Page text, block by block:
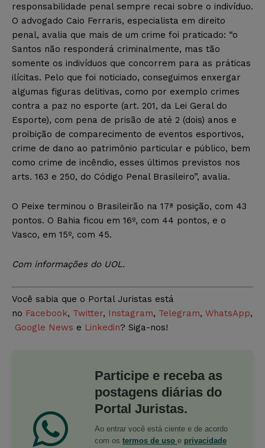
responsabilidade penal sempre recai sobre o indivíduo.
O advogado Caio Ferraris, especialista em direito
penal, avalia que mais de um crime foi praticado: “o
Santos não responderá criminalmente, mas tão
somente os indivíduos que concorrem para as práticas
ilícitas. Pelo que foi noticiado, conseguimos enxergar
algumas figuras delitivas, como por exemplo crimes
contra a paz no esporte (art. 201, da Lei Geral do
Esporte), com pena de prisão de até 2 (dois) anos e
proibição de comparecimento de eventos esportivos,
crime de dano ao patrimônio particular e público, bem
como crime de incêndio, esses últimos previstos nos
arts. 163 e 250, do Código Penal Brasileiro”, avalia.
O Peixe terminou o Brasileirão na 17ª posição, com 43
pontos. O Bahia ficou em 16º, com 44 pontos, e o
Vasco, em 15º, com 45.
Com informações do UOL.
Você sabia que o Portal Juristas está
no Facebook, Twitter, Instagram, Telegram, WhatsApp,
Google News e Linkedin? Siga-nos!
Participe e receba as
postagens diárias do
Portal Juristas.
Ao entrar você está ciente e de acordo
com os termos de uso e privacidade